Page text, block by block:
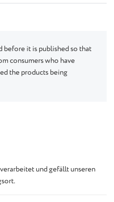
before it is published so that
consumers who have
the products being
und gefällt unseren